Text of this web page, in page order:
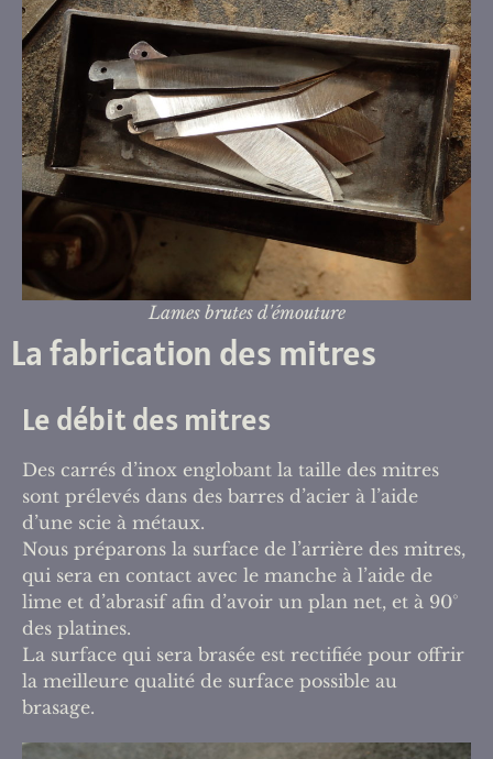
Lames brutes d'émouture
La fabrication des mitres
Le débit des mitres
Des carrés d’inox englobant la taille des mitres
sont prélevés dans des barres d’acier à l’aide
d’une scie à métaux.
Nous préparons la surface de l’arrière des mitres,
qui sera en contact avec le manche à l’aide de
lime et d’abrasif afin d’avoir un plan net, et à 90°
des platines.
La surface qui sera brasée est rectifiée pour offrir
la meilleure qualité de surface possible au
brasage.